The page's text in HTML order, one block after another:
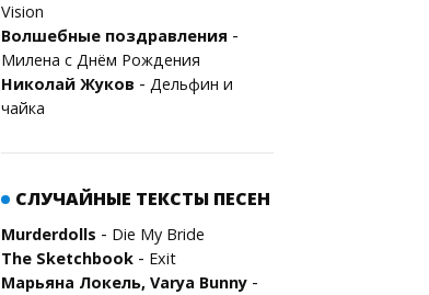
Vision
Волшебные поздравления -
Милена с Днём Рождения
Николай Жуков - Дельфин и
чайка
СЛУЧАЙНЫЕ ТЕКСТЫ ПЕСЕН
Murderdolls - Die My Bride
The Sketchbook - Exit
Марьяна Локель, Varya Bunny -